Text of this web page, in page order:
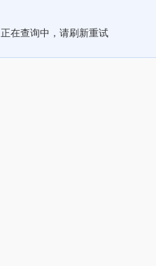
正在查询中，请刷新重试